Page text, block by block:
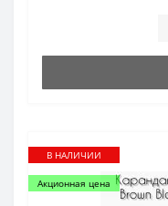
В НАЛИЧИИ
Акционная цена